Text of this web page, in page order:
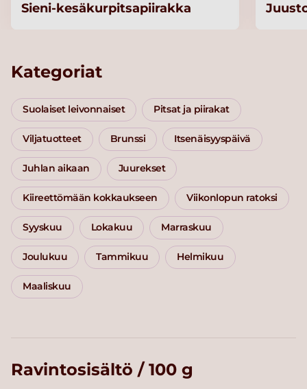
Sieni-kesäkurpitsapiirakka
Kategoriat
Suolaiset leivonnaiset Pitsat ja piirakat
Viljatuotteet Brunssi Itsenäisyyspäivä
Juhlan aikaan Juurekset
Kiireettömään kokkaukseen Viikonlopun ratoksi
Syyskuu Lokakuu Marraskuu
Joulukuu Tammikuu Helmikuu
Maaliskuu
Ravintosisältö / 100 g